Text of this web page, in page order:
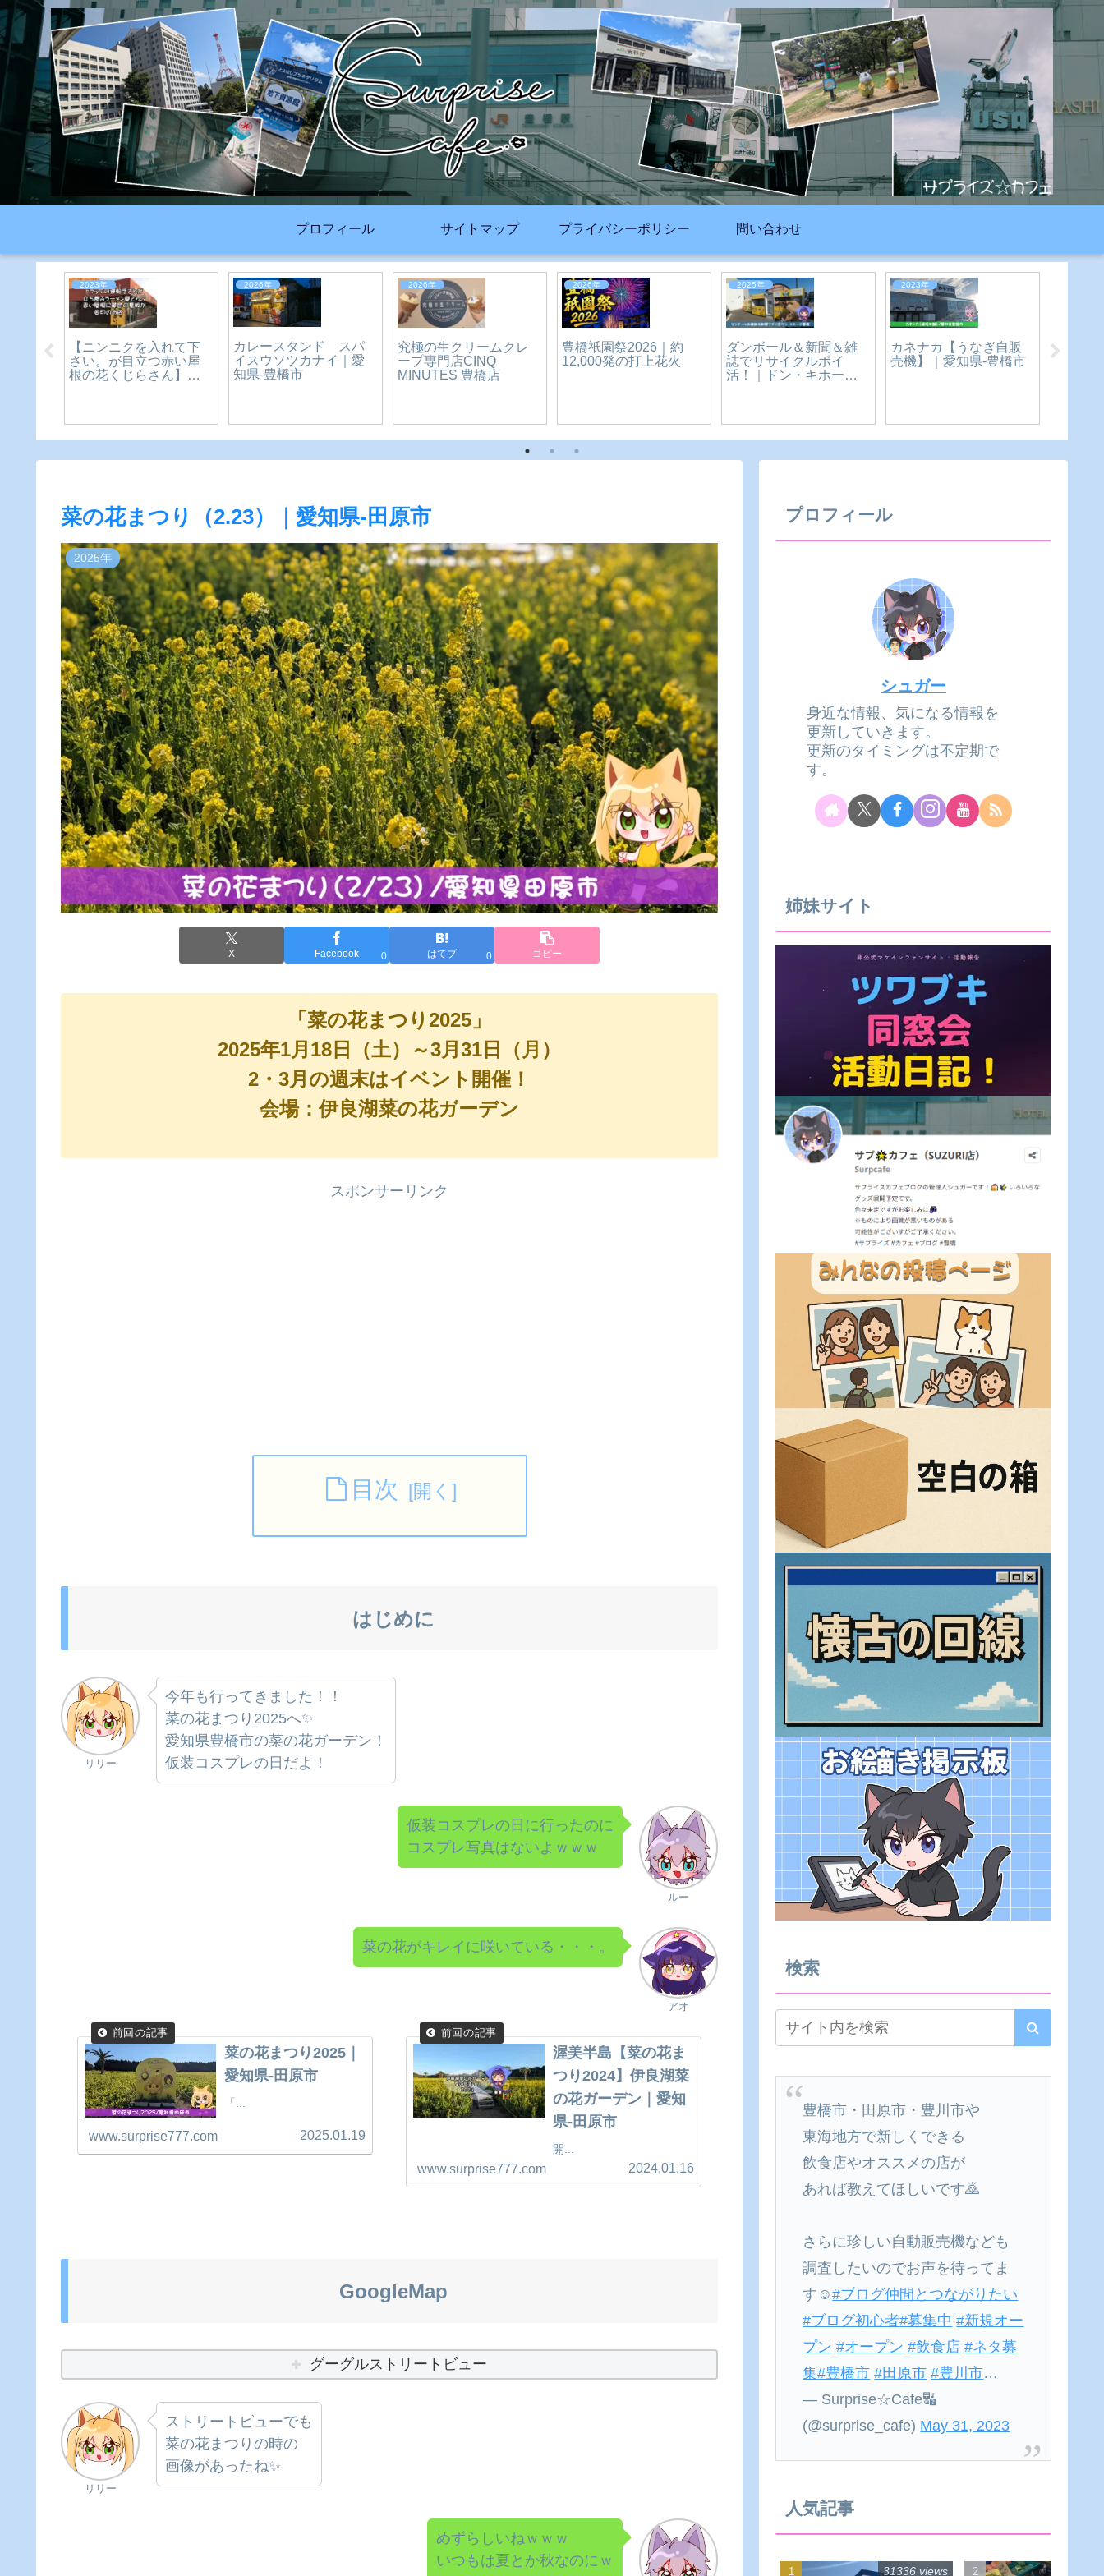
プロフィール サイトマップ プライバシーポリシー 問い合わせ
2023年
愛知県にある名前は違
うのに形が同じスイー
ツについて調べた❗ピレ
2023年
【復刻あのハンバーガ
ー自販機が新しく作ら
れている！】-長野県-飯
2026年
千味 麻辣湯(マーラータ
ン)｜愛知県-豊橋市
2026年 2026年
【牟呂町】Tome’s
2023年
菜の花まつり（2.23）｜愛知県-田原市
2025年
X Facebook 0 はてブ 0 コピー
「菜の花まつり2025」
2025年1月18日（土）～3月31日（月）
2・3月の週末はイベント開催！
会場：伊良湖菜の花ガーデン
スポンサーリンク
目次
はじめに
リリー
今年も行ってきました！！
菜の花まつり2025へ✨
愛知県豊橋市の菜の花ガーデン！
仮装コスプレの日だよ！
ルー
仮装コスプレの日に行ったのに
コスプレ写真はないよｗｗｗ
アオ
菜の花がキレイに咲いている・・・。
菜の花まつり2025｜
愛知県-田原市
「...
www.surprise777.com 2025.01.19
渥美半島【菜の花ま
つり2024】伊良湖菜
の花ガーデン｜愛知
県-田原市
開...
www.surprise777.com 2024.01.16
GoogleMap
グーグルストリートビュー
リリー
ストリートビューでも
菜の花まつりの時の
画像があったね✨
めずらしいねｗｗｗ
いつもは夏とか秋なのにｗ
プロフィール
シュガー
身近な情報、気になる情報を
更新していきます。
更新のタイミングは不定期で
す。
姉妹サイト
検索
豊橋市・田原市・豊川市や
東海地方で新しくできる
飲食店やオススメの店が
あれば教えてほしいです🙇
さらに珍しい自動販売機なども
調査したいのでお声を待ってま
す☺#ブログ仲間とつながりたい
#ブログ初心者#募集中 #新規オー
プン #オープン #飲食店 #ネタ募
集#豊橋市 #田原市 #豊川市…
— Surprise☆Cafe🔣
(@surprise_cafe) May 31, 2023
人気記事
31336 views